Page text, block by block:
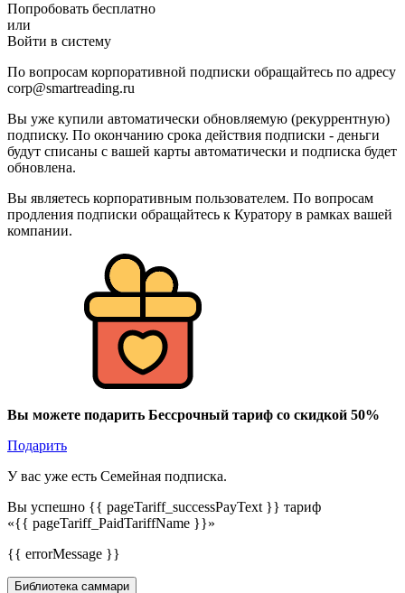
Попробовать бесплатно
или
Войти в систему
По вопросам корпоративной подписки обращайтесь по адресу
corp@smartreading.ru
Вы уже купили автоматически обновляемую (рекуррентную)
подписку. По окончанию срока действия подписки - деньги
будут списаны с вашей карты автоматически и подписка будет
обновлена.
Вы являетесь корпоративным пользователем. По вопросам
продления подписки обращайтесь к Куратору в рамках вашей
компании.
Вы можете подарить Бессрочный тариф со скидкой 50%
Подарить
У вас уже есть Семейная подписка.
Вы успешно {{ pageTariff_successPayText }} тариф
«{{ pageTariff_PaidTariffName }}»
{{ errorMessage }}
Библиотека саммари